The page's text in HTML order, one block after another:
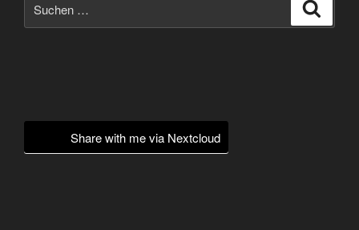
nach:
Share with me via Nextcloud